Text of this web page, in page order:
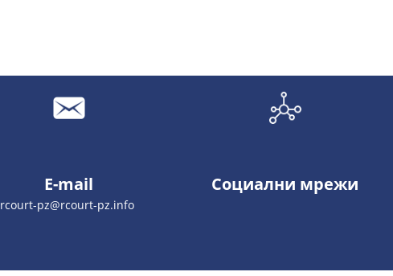
E-mail
rcourt-pz@rcourt-pz.info
Социални мрежи